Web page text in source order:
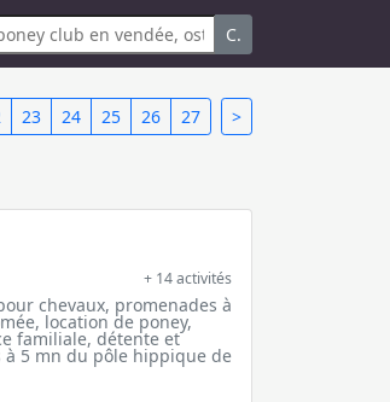
C.
23 24 25 26 27 >
+ 14 activités
chevaux, promenades à
location de poney,
familiale, détente et
à 5 mn du pôle hippique de